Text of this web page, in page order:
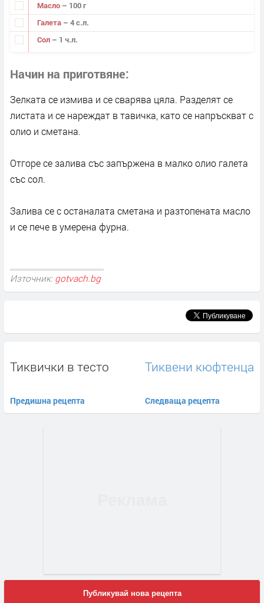
Масло – 100 г
Галета – 4 с.л.
Сол – 1 ч.л.
Начин на приготвяне
Зелката се измива и се сварява цяла. Разделят се
листата и се нареждат в тавичка, като се напръскват с
олио и сметана.
Отгоре се залива със запържена в малко олио галета
със сол.
Залива се с останалата сметана и разтопената масло
и се пече в умерена фурна.
Източник: gotvach.bg
Тиквички в тесто
Предишна рецепта
Тиквени кюфтенца
Следваща рецепта
Публикувай нова рецепта